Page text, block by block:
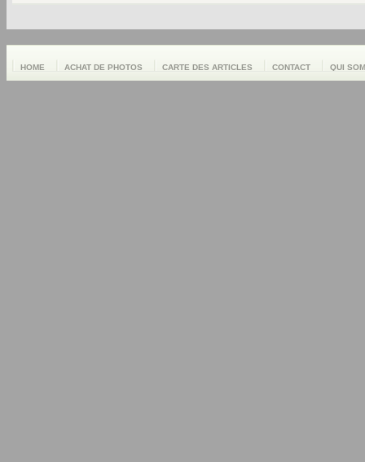
HOME ACHAT DE PHOTOS CARTE DES ARTICLES CONTACT QUI